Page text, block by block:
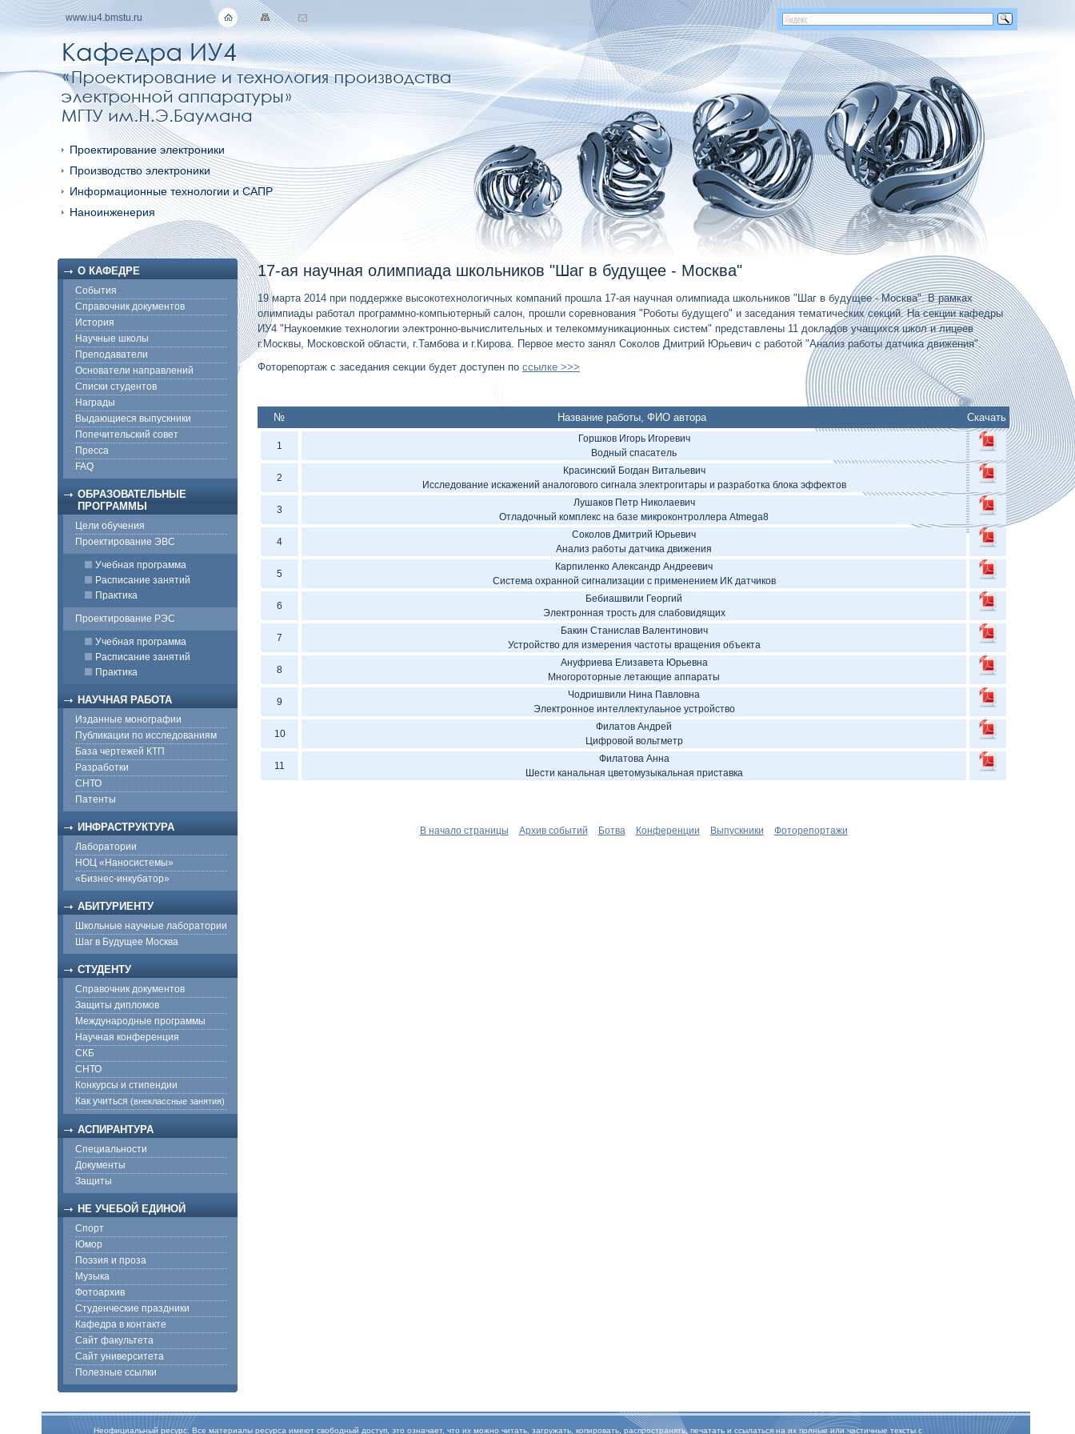
www.iu4.bmstu.ru
Проектирование электроники
Производство электроники
Информационные технологии и САПР
Наноинженерия
О КАФЕДРЕ
События
Справочник документов
История
Научные школы
Преподаватели
Основатели направлений
Списки студентов
Награды
Выдающиеся выпускники
Попечительский совет
Пресса
FAQ
ОБРАЗОВАТЕЛЬНЫЕ
ПРОГРАММЫ
Цели обучения
Проектирование ЭВС
Учебная программа
Расписание занятий
Практика
Проектирование РЭС
Учебная программа
Расписание занятий
Практика
НАУЧНАЯ РАБОТА
Изданные монографии
Публикации по исследованиям
База чертежей КТП
Разработки
СНТО
Патенты
ИНФРАСТРУКТУРА
Лаборатории
НОЦ «Наносистемы»
«Бизнес-инкубатор»
АБИТУРИЕНТУ
Школьные научные лаборатории
Шаг в Будущее Москва
СТУДЕНТУ
Справочник документов
Защиты дипломов
Международные программы
Научная конференция
СКБ
СНТО
Конкурсы и стипендии
Как учиться (внеклассные занятия)
АСПИРАНТУРА
Специальности
Документы
Защиты
НЕ УЧЕБОЙ ЕДИНОЙ
Спорт
Юмор
Поэзия и проза
Музыка
Фотоархив
Студенческие праздники
Кафедра в контакте
Сайт факультета
Сайт университета
Полезные ссылки
17-ая научная олимпиада школьников "Шаг в будущее - Москва"
19 марта 2014 при поддержке высокотехнологичных компаний прошла 17-ая научная олимпиада школьников "Шаг в будущее - Москва". В рамках
олимпиады работал программно-компьютерный салон, прошли соревнования "Роботы будущего" и заседания тематичеcких секций. На секции кафедры
ИУ4 "Наукоемкие технологии электронно-вычислительных и телекоммуникационных систем" представлены 11 докладов учащихся школ и лицеев
г.Москвы, Московской области, г.Тамбова и г.Кирова. Первое место занял Соколов Дмитрий Юрьевич с работой "Анализ работы датчика движения".
Фоторепортаж с заседания секции будет доступен по ссылке >>>
№ Название работы, ФИО автора Скачать
1
Горшков Игорь Игоревич
Водный спасатель
2
Красинский Богдан Витальевич
Исследование искажений аналогового сигнала электрогитары и разработка блока эффектов
3
Лушаков Петр Николаевич
Отладочный комплекс на базе микроконтроллера Atmega8
4
Соколов Дмитрий Юрьевич
Анализ работы датчика движения
5
Карпиленко Александр Андреевич
Система охранной сигнализации с применением ИК датчиков
6
Бебиашвили Георгий
Электронная трость для слабовидящих
7
Бакин Станислав Валентинович
Устройство для измерения частоты вращения объекта
8
Ануфриева Елизавета Юрьевна
Многороторные летающие аппараты
9
Чодришвили Нина Павловна
Электронное интеллектулаьное устройство
10
Филатов Андрей
Цифровой вольтметр
11
Филатова Анна
Шести канальная цветомузыкальная приставка
В начало страницы Архив событий Ботва Конференции Выпускники Фоторепортажи
Неофициальный ресурс. Все материалы ресурса имеют свободный доступ, это означает, что их можно читать, загружать, копировать, распространять, печатать и ссылаться на их полные или частичные тексты с